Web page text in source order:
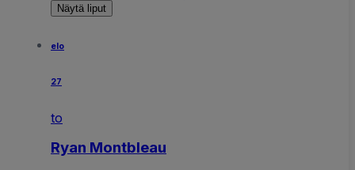
Näytä liput
elo
27
to
Ryan Montbleau